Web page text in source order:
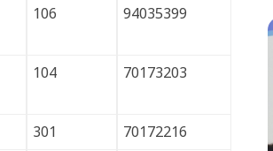
106 94035399
104 70173203
301
70172216